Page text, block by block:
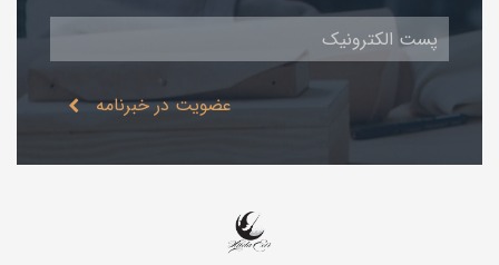
عضویت در خبرنامه